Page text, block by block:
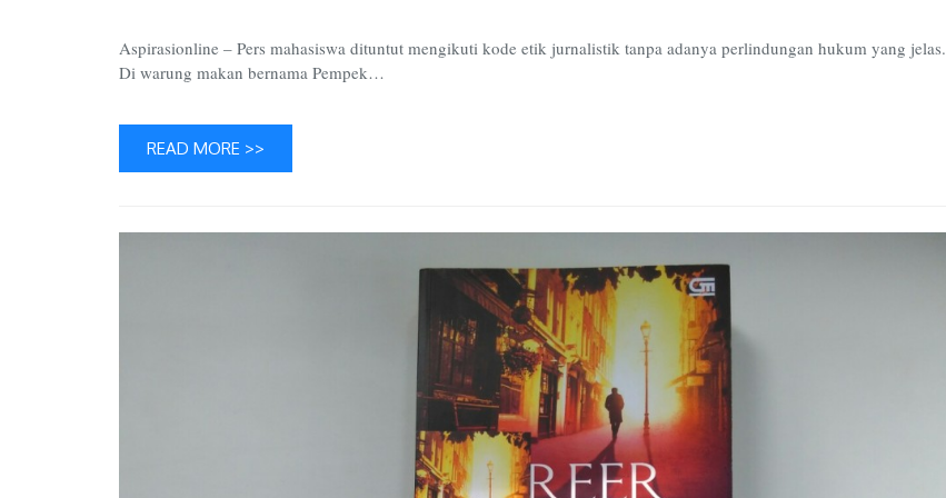
Aspirasionline – Pers mahasiswa dituntut mengikuti kode etik jurnalistik tanpa adanya perlindungan hukum yang jelas.
Di warung makan bernama Pempek…
READ MORE >>